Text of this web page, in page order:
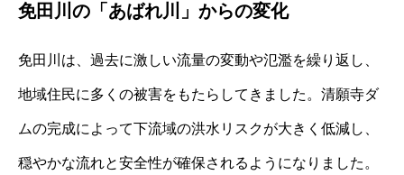
免田川の「あばれ川」からの変化
免田川は、過去に激しい流量の変動や氾濫を繰り返し、
地域住民に多くの被害をもたらしてきました。清願寺ダ
ムの完成によって下流域の洪水リスクが大きく低減し、
穏やかな流れと安全性が確保されるようになりました。